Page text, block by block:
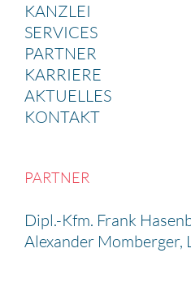
KANZLEI
SERVICES
PARTNER
KARRIERE
AKTUELLES
KONTAKT
PARTNER
Dipl.-Kfm. Frank
Alexander Momberger,